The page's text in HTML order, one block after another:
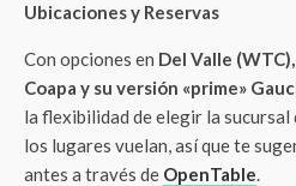
Ubicaciones y Reservas
Con opciones en Del Valle
Coapa y su versión «prime»
la flexibilidad de elegir la sucursal
los lugares vuelan, así que te
antes a través de OpenTable.